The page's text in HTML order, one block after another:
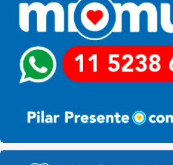
Pilar HCD